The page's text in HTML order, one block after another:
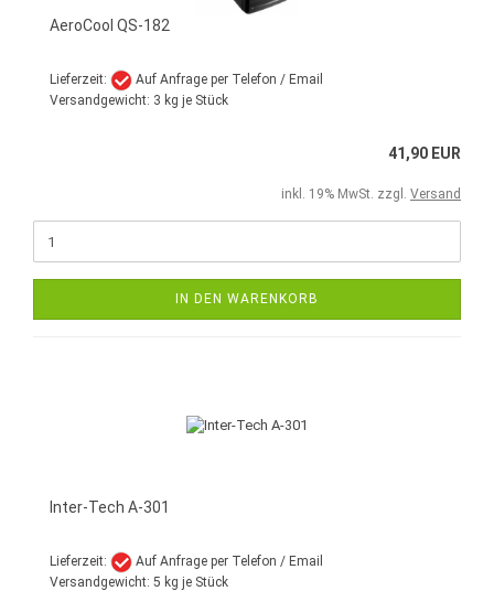
AeroCool QS-182
Lieferzeit:
Auf Anfrage per Telefon / Email
Versandgewicht: 3 kg je Stück
41,90 EUR
inkl. 19% MwSt. zzgl. Versand
IN DEN WARENKORB
Inter-Tech A-301
Lieferzeit:
Auf Anfrage per Telefon / Email
Versandgewicht: 5 kg je Stück